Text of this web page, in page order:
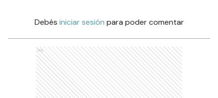
Debés iniciar sesión para poder comentar
Ads